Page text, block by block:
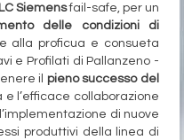
Siemensfail-safe, per un
delle condizioni di
alla proficua e consueta
e Profilati di Pallanzeno -
il pieno successo del
l’efficace collaborazione
di nuove
produttivi della linea di